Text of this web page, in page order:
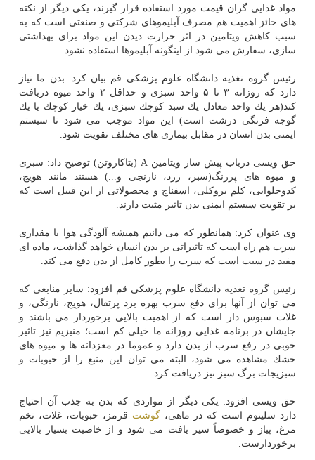
مواد غذایی گران قیمت مورد استفاده قرار گیرند، یكی دیگر از نكته
های حائز اهمیت هم مصرف آبلیموهای شركتی و صنعتی است كه به
سبب كاهش ویتامین در اثر حرارت دیدن این مواد برای بهداشتی
سازی، سفارش می شود از اینگونه آبلیموها استفاده نشود.
رئیس گروه تغذیه دانشگاه علوم پزشكی قم بیان كرد: بدن ما نیاز
دارد كه روزانه ۳ تا ۵ واحد سبزی و حداقل ۲ واحد میوه دریافت
كند(هر یك واحد معادل یك سبد كوچك سبزی، یك خیار كوچك یا یك
گوجه فرنگی درشت است) این مواد موجب می شود تا سیستم
ایمنی بدن انسان در مقابل بیماری های مختلف تقویت شود.
حق ویسی درباب پیش ساز ویتامین A (بتاكاروتن) توضیح داد: سبزی
و میوه های پررنگ(سبز، زرد، نارنجی و...) هستند مانند هویج،
كدوحلوایی، كلم بروكلی، اسفناج و محصولاتی از این قبیل است كه
بر تقویت سیستم ایمنی بدن تاثیر مثبت دارند.
وی عنوان كرد: همانطور كه می دانیم همیشه آلودگی هوا با مقداری
سرب هم راه است كه تاثیراتی بر بدن انسان خواهد گذاشت، ماده ای
مفید در سیب است كه سرب را بطور كامل از بدن دفع می كند.
رئیس گروه تغذیه دانشگاه علوم پزشكی قم افزود: سایر منابعی كه
می توان از آنها برای دفع سرب بهره برد پرتقال، هویج، نارنگی، و
غلات سبوس دار است كه از اهمیت بالایی برخوردار می باشند و
جایشان در برنامه غذایی روزانه ما خیلی كم است؛ منیزیم نیز تاثیر
خوبی در رفع سرب از بدن دارد و عموما در مغزدانه ها و میوه های
خشك مشاهده می شود، البته می توان این منبع را از حبوبات و
سبزیجات برگ سبز نیز دریافت كرد.
حق ویسی افزود: یكی دیگر از مواردی كه بدن به جذب آن احتیاج
دارد سلینوم است كه در ماهی،گوشت قرمز، حبوبات، غلات، تخم
مرغ، پیاز و خصوصاً سیر یافت می شود و از خاصیت بسیار بالایی
برخوردارست.